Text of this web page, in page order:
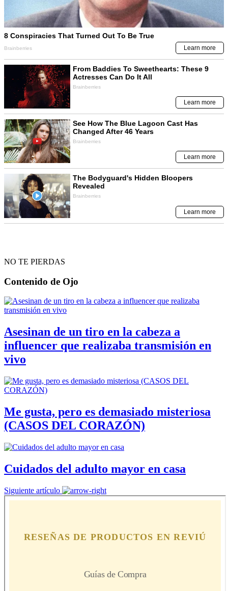
NO TE PIERDAS
Contenido de Ojo
Asesinan de un tiro en la cabeza a
influencer que realizaba transmisión en
vivo
Me gusta, pero es demasiado misteriosa
(CASOS DEL CORAZÓN)
Cuidados del adulto mayor en casa
Siguiente artículo